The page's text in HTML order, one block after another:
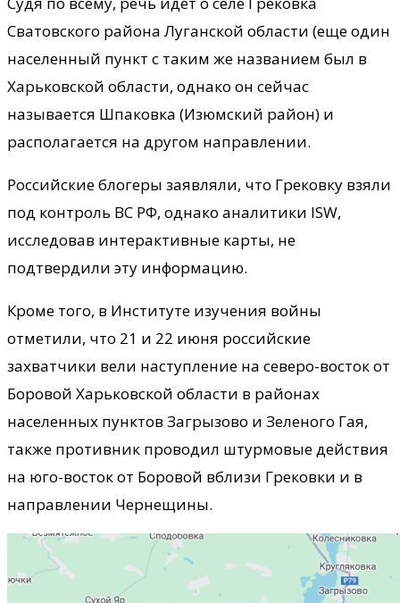
Сватовского района Луганской области (еще один
населенный пункт с таким же названием был в
Харьковской области, однако он сейчас
называется Шпаковка (Изюмский район) и
располагается на другом направлении.
Российские блогеры заявляли, что Грековку взяли
под контроль ВС РФ, однако аналитики ISW,
исследовав интерактивные карты, не
подтвердили эту информацию.
Кроме того, в Институте изучения войны
отметили, что 21 и 22 июня российские
захватчики вели наступление на северо-восток от
Боровой Харьковской области в районах
населенных пунктов Загрызово и Зеленого Гая,
также противник проводил штурмовые действия
на юго-восток от Боровой вблизи Грековки и в
направлении Чернещины.